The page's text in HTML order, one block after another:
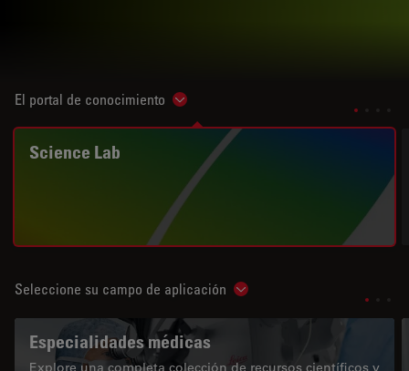
El portal de conocimiento Show subnavigation
Science Lab
Seleccione su campo de aplicación Show subnavigation
Especialidades médicas
Explore una completa colección de recursos científicos y